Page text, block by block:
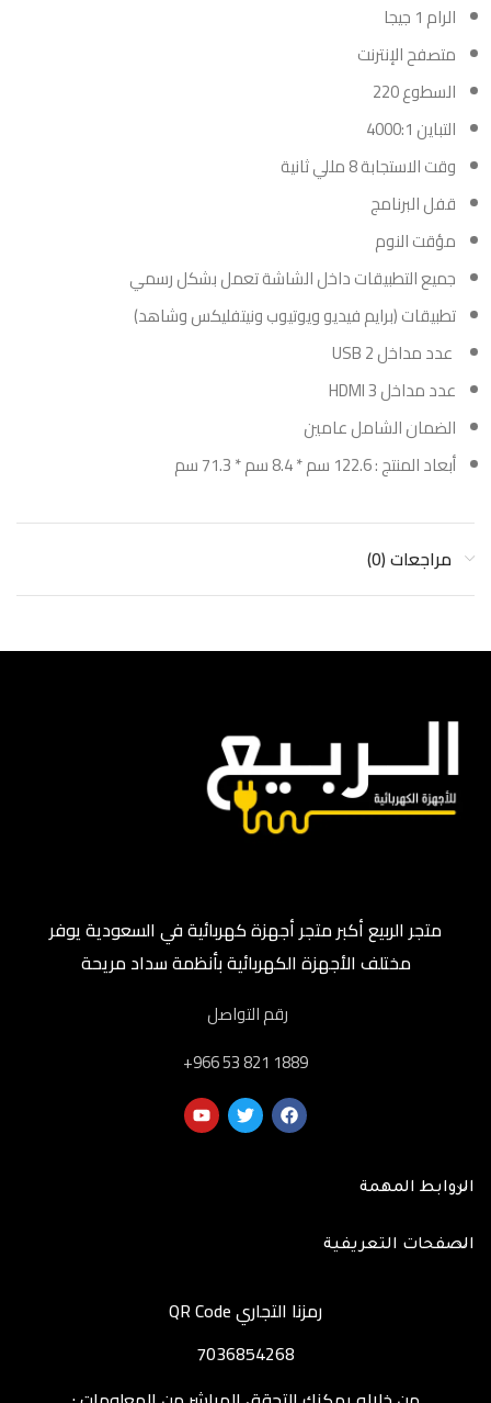
الرام 1 جيجا
متصفح الإنترنت
السطوع 220
التباين 4000:1
وقت الاستجابة 8 مللي ثانية
قفل البرنامج
مؤقت النوم
جميع التطبيقات داخل الشاشة تعمل بشكل رسمي
تطبيقات (برايم فيديو ويوتيوب ونيتفليكس وشاهد)
عدد مداخل 2 USB
عدد مداخل HDMI 3
الضمان الشامل عامين
أبعاد المنتج : 122.6 سم * 8.4 سم * 71.3 سم
مراجعات (0)
متجر الربيع أكبر متجر أجهزة كهربائية في السعودية يوفر
مختلف الأجهزة الكهربائية بأنظمة سداد مريحة
رقم التواصل
‎+966 53 821 1889
الروابط المهمة
الصفحات التعريفية
رمزنا التجاري QR Code
7036854268